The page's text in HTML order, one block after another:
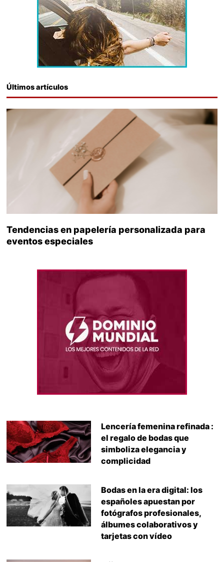
Últimos artículos
Tendencias en papelería personalizada para
eventos especiales
Lencería femenina refinada :
el regalo de bodas que
simboliza elegancia y
complicidad
Bodas en la era digital: los
españoles apuestan por
fotógrafos profesionales,
álbumes colaborativos y
tarjetas con vídeo